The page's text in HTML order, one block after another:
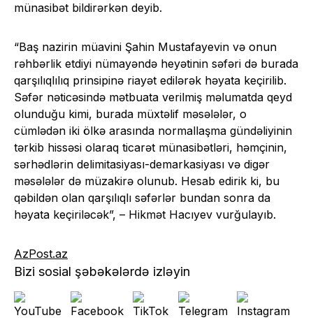
münasibət bildirərkən deyib.
“Baş nazirin müavini Şahin Mustafayevin və onun
rəhbərlik etdiyi nümayəndə heyətinin səfəri də burada
qarşılıqlılıq prinsipinə riayət edilərək həyata keçirilib.
Səfər nəticəsində mətbuata verilmiş məlumatda qeyd
olunduğu kimi, burada müxtəlif məsələlər, o
cümlədən iki ölkə arasında normallaşma gündəliyinin
tərkib hissəsi olaraq ticarət münasibətləri, həmçinin,
sərhədlərin delimitasiyası-demarkasiyası və digər
məsələlər də müzakirə olunub. Hesab edirik ki, bu
qəbildən olan qarşılıqlı səfərlər bundan sonra da
həyata keçiriləcək”, – Hikmət Hacıyev vurğulayıb.
AzPost.az
Bizi sosial şəbəkələrdə izləyin